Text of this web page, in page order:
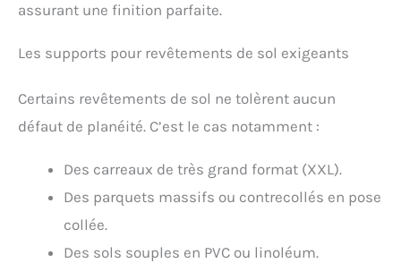
assurant une finition parfaite.
Les supports pour revêtements de sol exigeants
Certains revêtements de sol ne tolèrent aucun
défaut de planéité. C’est le cas notamment :
Des carreaux de très grand format (XXL).
Des parquets massifs ou contrecollés en pose
collée.
Des sols souples en PVC ou linoléum.